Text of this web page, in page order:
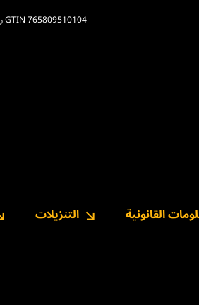
رمز GTIN 765809510104
التنزيلات القانونية